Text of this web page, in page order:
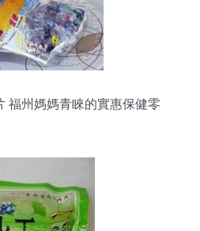
福州媽媽青睞的實惠保健零